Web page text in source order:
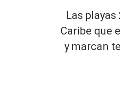
Las playas
Caribe que
y marcan